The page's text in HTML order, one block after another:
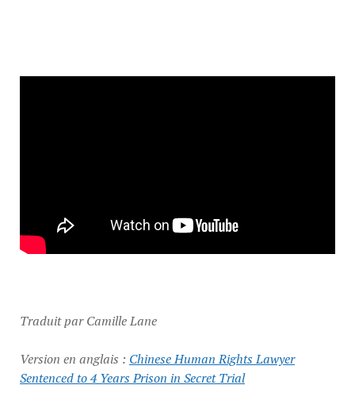
Traduit par Camille Lane
Version en anglais : Chinese Human Rights Lawyer
Sentenced to 4 Years Prison in Secret Trial